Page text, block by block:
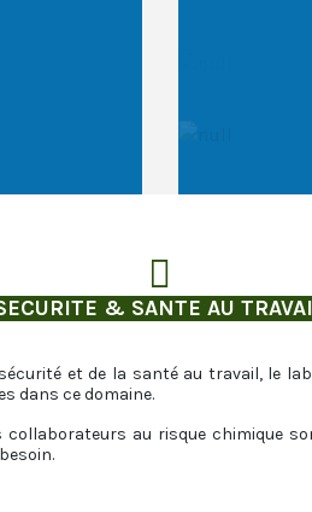
& SANTE AU
et de la santé au travail, le
dans ce domaine.
collaborateurs au risque chimique